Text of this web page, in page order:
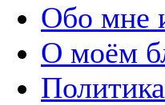
Обо мне
О моём